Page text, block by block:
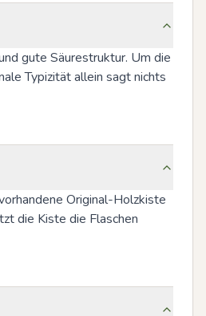
gute Säurestruktur. Um die
Typizität allein sagt nichts
Original-Holzkiste
die Kiste die Flaschen